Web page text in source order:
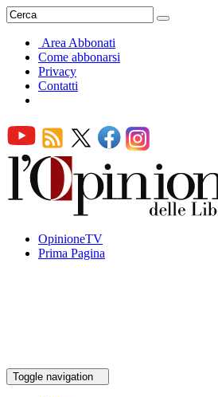
Area Abbonati
Come abbonarsi
Privacy
Contatti
OpinioneTV
Prima Pagina
Toggle navigation